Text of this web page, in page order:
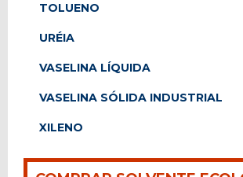
TOLUENO
URÉIA
VASELINA LÍQUIDA
VASELINA SÓLIDA INDUSTRIAL
XILENO